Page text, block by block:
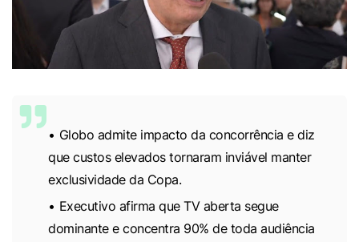
Globo admite impacto da concorrência e diz
que custos elevados tornaram inviável manter
exclusividade da Copa.
Executivo afirma que TV aberta segue
dominante e concentra 90% de toda audiência